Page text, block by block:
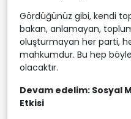
Gördüğünüz gibi, kendi
bakan, anlamayan,
oluşturmayan her parti,
mahkumdur. Bu hep
olacaktır.
Devam edelim: Sosyal
Etkisi